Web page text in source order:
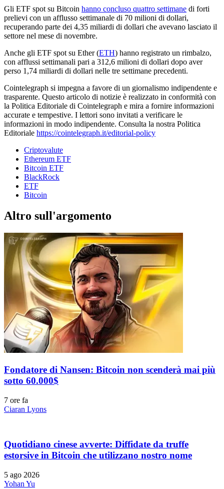
Gli ETF spot su Bitcoin hanno concluso quattro settimane di forti
prelievi con un afflusso settimanale di 70 milioni di dollari,
recuperando parte dei 4,35 miliardi di dollari che avevano lasciato il
settore nel mese di novembre.
Anche gli ETF spot su Ether (ETH) hanno registrato un rimbalzo,
con afflussi settimanali pari a 312,6 milioni di dollari dopo aver
perso 1,74 miliardi di dollari nelle tre settimane precedenti.
Cointelegraph si impegna a favore di un giornalismo indipendente e
trasparente. Questo articolo di notizie è realizzato in conformità con
la Politica Editoriale di Cointelegraph e mira a fornire informazioni
accurate e tempestive. I lettori sono invitati a verificare le
informazioni in modo indipendente. Consulta la nostra Politica
Editoriale https://cointelegraph.it/editorial-policy
Criptovalute
Ethereum ETF
Bitcoin ETF
BlackRock
ETF
Bitcoin
Altro sull'argomento
Fondatore di Nansen: Bitcoin non scenderà mai più
sotto 60.000$
7 ore fa
Ciaran Lyons
Quotidiano cinese avverte: Diffidate da truffe
estorsive in Bitcoin che utilizzano nostro nome
5 ago 2026
Yohan Yu